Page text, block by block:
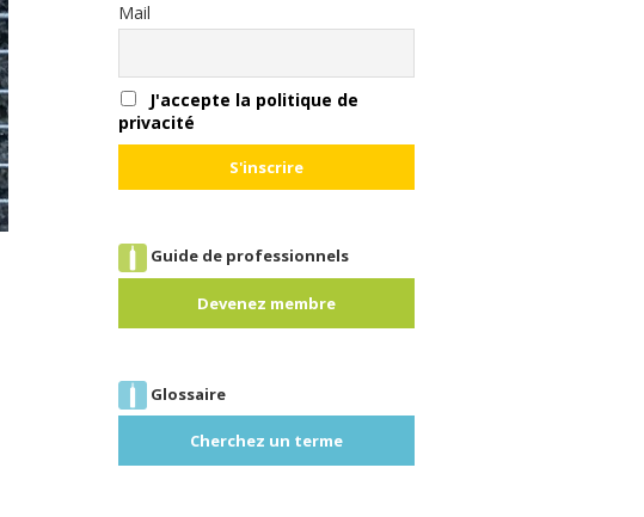
Mail
J'accepte la politique de
privacité
Guide de professionnels
Devenez membre
Glossaire
Cherchez un terme